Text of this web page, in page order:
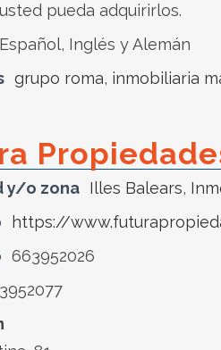
pueda adquirirlos.
Español, Inglés y Alemán
grupo roma, inmobiliaria
y/o zona Illes Balears,
https://
663952026